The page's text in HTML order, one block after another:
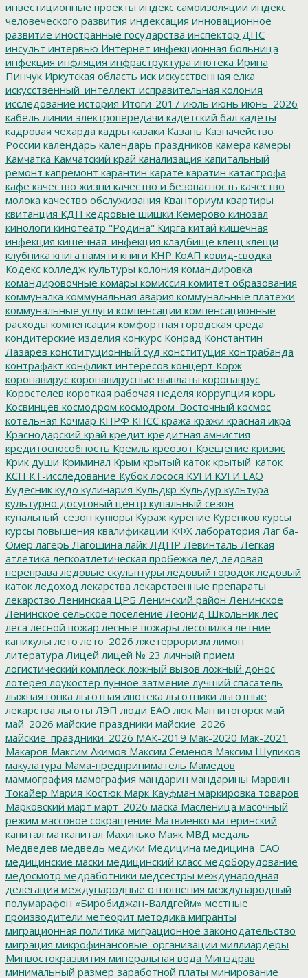
инвестиционные проекты индекс самоизоляции индекс
человеческого развития индексация инновационное
развитие иностранные государства инспектор ДПС
инсульт интервью Интернет инфекционная больница
инфекция инфляция инфраструктура ипотека Ирина
Пинчук Иркутская область иск искусственная елка
искусственный_интеллект исправительная колония
исследование история Итоги-2017 июль июнь июнь_2026
кабель линии электропередачи кадетский бал кадеты
кадровая чехарда кадры казаки Казань Казначейство
России календарь календарь праздников камера камеры
Камчатка Камчатский край канализация капитальный
ремонт капремонт карантин карате каратин катастрофа
кафе качество жизни качество и безопасность качество
молока качество обслуживания Кванториум квартиры
квитанция КДН кедровые шишки Кемерово кинозал
кинологи кинотеатр "Родина" Кирга китай кишечная
инфекция кишечная_инфекция кладбище клещ клещи
клубника книга памяти книги КНР КоАП ковид-сводка
Кодекс колледж культуры колония командировка
командировочные комары комиссия комитет образования
коммуналка коммунальная авария коммунальные платежи
коммунальные услуги компенсации компенсационные
расходы компенсация комфортная городская среда
кондитерские изделия конкурс Конрад Константин
Лазарев конституционный суд конституция контрабанда
контрафакт конфликт интересов концерт Корж
коронавирус коронавирусные выплаты коронаврус
Коростелев короткая рабочая неделя коррупция корь
Косвинцев космодром космодром_Восточный космос
котельная Кочмар КПРФ КПСС кража кражи красная икра
Краснодарский край кредит кредитная амнистия
кредитоспособность Кремль креозот Крещение кризис
Крик души Криминал Крым крытый каток крытый_каток
КСН КТ-исследование Кубок лосося КУГИ КУГИ ЕАО
Кудесник кудо кулинария Кульдкр Кульдур культура
культурно досуговый центр купальный сезон
купальный_сезон купюры Кураж курение Куренков курсы
курсы повышения квалификации КФХ лаборатория Лаг ба-
Омер лагерь Лагошина лайк ЛДПР Левинталь Легкая
атлетика легкоатлетическая пробежка лед ледовая
переправа ледовые скульптуры ледовый городок ледовый
каток ледоход лекарства лекарственные препараты
лекарство Ленинская ЦРБ Ленинский район Ленинское
Ленинское сельское поселение Леонид Школьник лес
леса лесной пожар лесные пожары лесопилка летние
каникулы лето лето_2026 лжетерроризм лимон
литература Лицей лицей № 23 личный прием
логистический комплеск ложный вызов ложный донос
лотерея лоукостер лунное затмение лучший спасатель
лыжная гонка льготная ипотека льготники льготные
лекарства льготы ЛЭП люди ЕАО люк Магнитогорск май
май_2026 майские праздники майские_2026
майские_праздники_2026 МАК-2019 Мак-2020 Мак-2021
Макаров Максим Акимов Максим Семенов Максим Шупиков
макулатура Мама-предприниматель Мамедов
маммография мамография мандарин мандарины Марвин
Токайер Мария Костюк Марк Кауфман маркировка товаров
Марковский март март_2026 маска Масленица масочный
режим массовое сокращение Матвиенко материнский
капитал маткапитал Махинько Маяк МВД медаль
Медведев медведь медики Медицина медицина_ЕАО
медицинские маски медицинский класс медоборудование
медосмотр медработники медсестры международная
делегация международные отношения международный
полумарафон «Биробиджан-Валдгейм» местные
производители метеорит методика мигранты
миграционная политика миграционное законодательство
миграция микрофинансовые_организации миллиардеры
Минвостокразвития минеральная вода Минздрав
минимальный размер заработной платы минирование